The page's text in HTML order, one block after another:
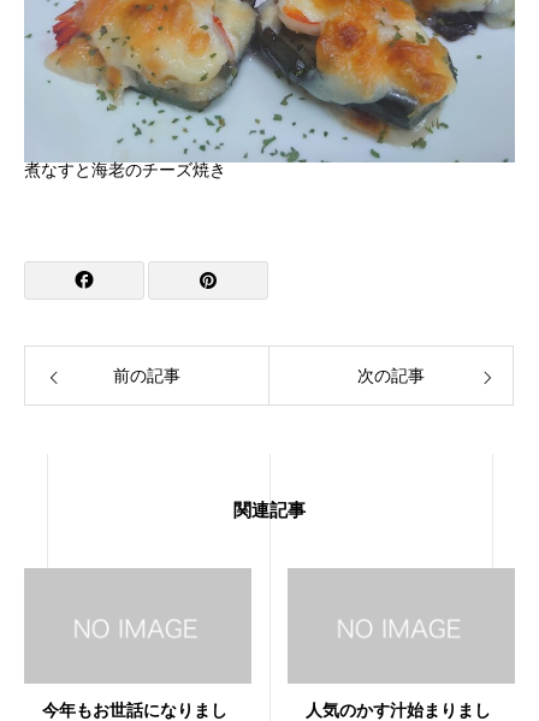
煮なすと海老のチーズ焼き
前の記事 次の記事
関連記事
今年もお世話になりまし
人気のかす汁始まりまし